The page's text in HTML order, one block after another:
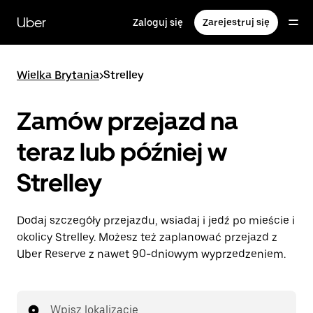
głównej
zawartości
Uber Zaloguj się Zarejestruj się
Wielka Brytania>Strelley
Zamów przejazd na
teraz lub później w
Strelley
Dodaj szczegóły przejazdu, wsiadaj i jedź po mieście i
okolicy Strelley. Możesz też zaplanować przejazd z
Uber Reserve z nawet 90-dniowym wyprzedzeniem.
Wpisz lokalizację